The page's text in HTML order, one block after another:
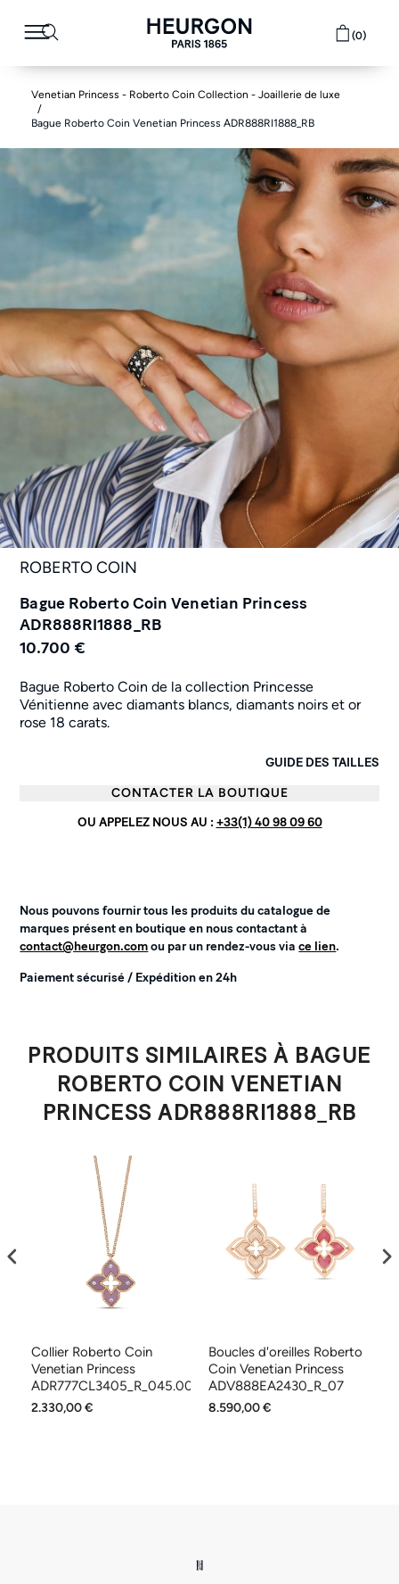
(0)
Venetian Princess - Roberto Coin Collection - Joaillerie de luxe
Bague Roberto Coin Venetian Princess ADR888RI1888_RB
ROBERTO COIN
Bague Roberto Coin Venetian Princess
ADR888RI1888_RB
10.700 €
Bague Roberto Coin de la collection Princesse
Vénitienne avec diamants blancs, diamants noirs et or
rose 18 carats.
GUIDE DES TAILLES
CONTACTER LA BOUTIQUE
OU APPELEZ NOUS AU : +33(1) 40 98 09 60
Nous pouvons fournir tous les produits du catalogue de
marques présent en boutique en nous contactant à
contact@heurgon.comou par un rendez-vous viace lien.
Paiement sécurisé / Expédition en 24h
PRODUITS SIMILAIRES À BAGUE
ROBERTO COIN VENETIAN
PRINCESS ADR888RI1888_RB
Collier Roberto Coin
Venetian Princess
ADR777CL3405_R_045.00
2.330,00 €
Boucles d'oreilles Roberto
Coin Venetian Princess
ADV888EA2430_R_07
8.590,00 €